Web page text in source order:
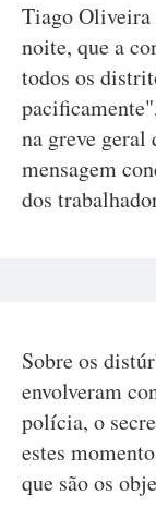
Tiago Oliveira
noite, que a
todos os
na greve geral
mensagem
dos
Sobre os
envolveram
polícia, o
estes
que são os